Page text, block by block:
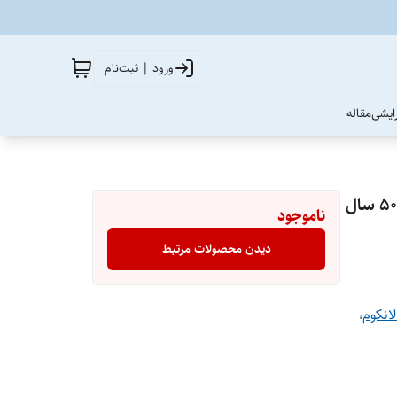
ورود | ثبت‌نام
مقاله
کرم لیفت روز لانکوم رینرژی مولتی اکشن مناسب بالای ۳۵ تا ۵۰ سال
،
ناموجود
دیدن محصولات مرتبط